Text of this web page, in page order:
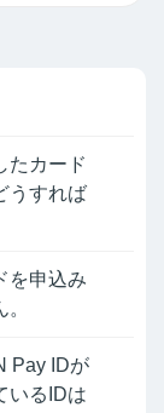
たカード
うすれば
を申込み
Pay IDが
いるIDは